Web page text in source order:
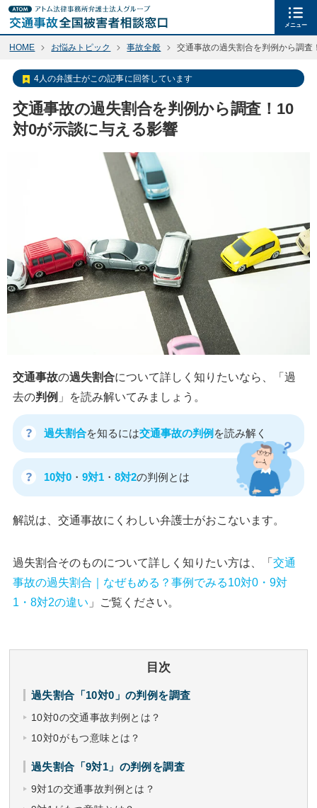
メニュー
HOME お悩みトピック 事故全般 交通事故の過失割合を判例から調
4人の弁護士がこの記事に回答しています
交通事故の過失割合を判例から調査！10
対0が示談に与える影響
交通事故の過失割合について詳しく知りたいなら、「過
去の判例 」を読み解いてみましょう。
過失割合を知るには交通事故の判例 を読み解く
10対0・ 9対1・ 8対2の判例とは
解説は、交通事故にくわしい弁護士がおこないます。
過失割合そのものについて詳しく知りたい方は、「 交通
事故の過失割合｜なぜもめる？事例でみる10対0・9対
1・8対2の違い 」ご覧ください。
目次
過失割合「10対0」の判例を調査
10対0の交通事故判例とは？
10対0がもつ意味とは？
過失割合「9対1」の判例を調査
9対1の交通事故判例とは？